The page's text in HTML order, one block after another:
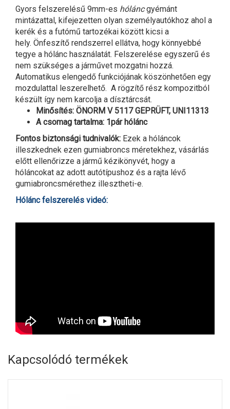
Gyors felszerelésű 9mm-es hóláncgyémánt
mintázattal, kifejezetten olyan személyautókhoz ahol a
kerék és a futómű tartozékai között kicsi a
hely. Önfeszítő rendszerrel ellátva, hogy könnyebbé
tegye a hólánc használatát. Felszerelése egyszerű és
nem szükséges a járművet mozgatni hozzá.
Automatikus elengedő funkciójának köszönhetően egy
mozdulattal leszerelhető. A rögzítő rész kompozitból
készült így nem karcolja a dísztárcsát.
Minősítés: ÖNORM V 5117 GEPRÜFT, UNI11313
A csomag tartalma: 1pár hólánc
Fontos biztonsági tudnivalók: Ezek a hóláncok
illeszkednek ezen gumiabroncs méretekhez, vásárlás
előtt ellenőrizze a jármű kézikönyvét, hogy a
hóláncokat az adott autótípushoz és a rajta lévő
gumiabroncsmérethez illesztheti-e.
Hólánc felszerelés videó:
Kapcsolódó termékek